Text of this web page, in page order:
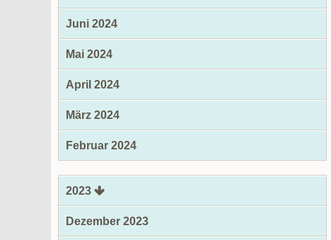
Juni 2024
Mai 2024
April 2024
März 2024
Februar 2024
2023
Dezember 2023